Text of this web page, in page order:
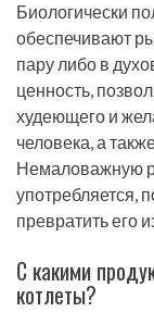
Биологически
обеспечивают
пару либо в
ценность,
худеющего и
человека, а
Немаловажную
употребляется,
превратить его
С какими
котлеты?